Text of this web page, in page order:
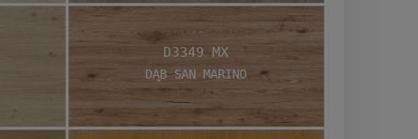
Dąb San Marino
D3349 MX